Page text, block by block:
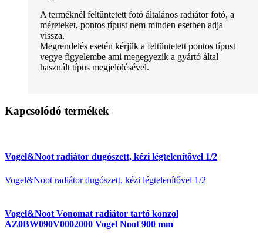
A terméknél feltűntetett fotó általános radiátor fotó, a
méreteket, pontos típust nem minden esetben adja
vissza.
Megrendelés esetén kérjük a feltüntetett pontos típust
vegye figyelembe ami megegyezik a gyártó által
használt típus megjelölésével.
Kapcsolódó termékek
Vogel&Noot radiátor dugószett, kézi légtelenítővel 1/2
Vogel&Noot radiátor dugószett, kézi légtelenítővel 1/2
Vogel&Noot Vonomat radiátor tartó konzol
AZ0BW090V0002000 Vogel Noot 900 mm